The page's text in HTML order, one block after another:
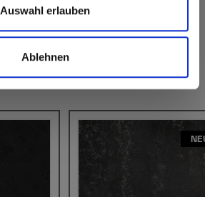
Auswahl erlauben
Ablehnen